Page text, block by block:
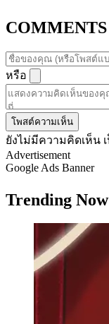
COMMENTS
หรือ
โพสต์ความเห็น
ยังไม่มีความคิดเห็น
Advertisement
Google Ads Banner
Trending Now